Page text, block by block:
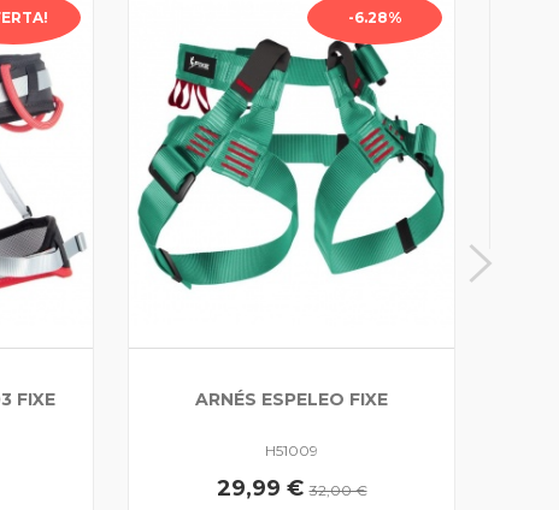
FIXE
-6.28%
ARNÉS ESPELEO FIXE
H51009
29,99 €32,00 €